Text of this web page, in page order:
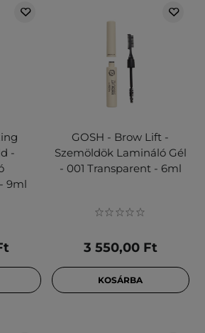
-
9ml
GOSH - Brow Lift -
Szemöldök Lamináló Gél
- 001 Transparent - 6ml
3 550,00 Ft
KOSÁRBA